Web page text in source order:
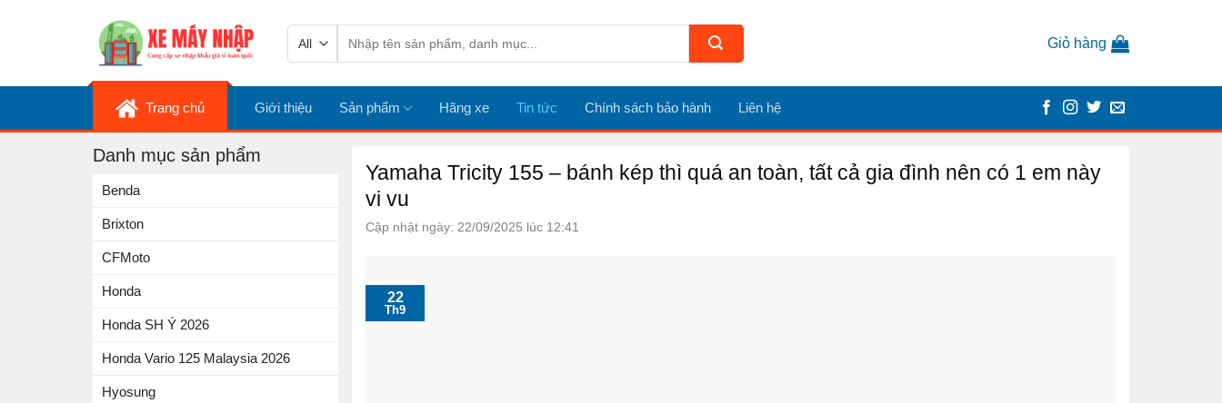
kiếm:
Giỏ hàng
Trang chủ Giới thiệu Sản phẩm Hãng xe Tin tức Chính sách bảo hành Liên hệ
Danh mục sản phẩm
Benda
Brixton
CFMoto
Honda
Honda SH Ý 2026
Honda Vario 125 Malaysia 2026
Hyosung
Yamaha Tricity 155 – bánh kép thì quá an toàn, tất cả gia đình nên có 1 em này
vi vu
Cập nhật ngày: 22/09/2025 lúc 12:41
22
Th9